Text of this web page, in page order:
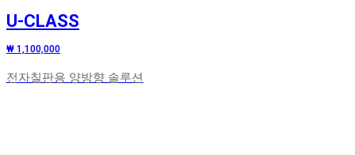
U-CLASS
₩ 1,100,000
전자칠판용 양방향 솔루션